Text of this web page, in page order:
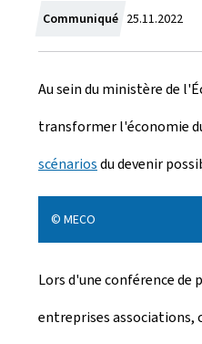
Communiqué C
r
é
e
l
25.11.2022
Au sein du ministère de
transformer l'économie
scénariosdu devenir
© MECO
Lors d'une conférence de
entreprises associations,